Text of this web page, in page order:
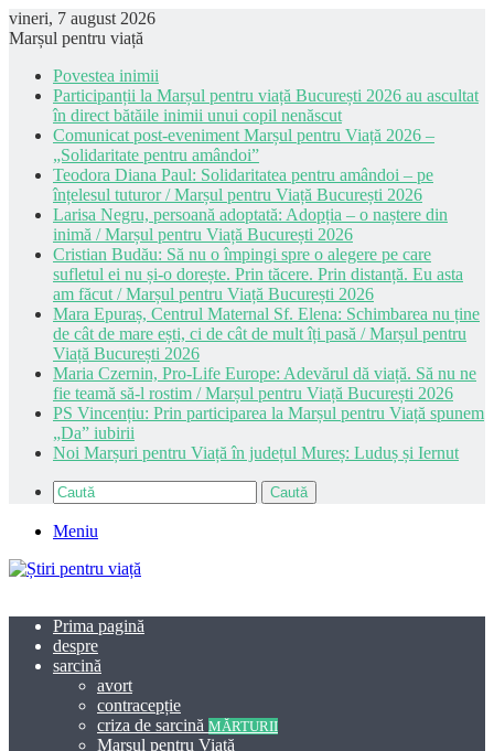
vineri, 7 august 2026
Marșul pentru viață
Povestea inimii
Participanții la Marșul pentru viață București 2026 au ascultat
în direct bătăile inimii unui copil nenăscut
Comunicat post-eveniment Marșul pentru Viață 2026 –
„Solidaritate pentru amândoi”
Teodora Diana Paul: Solidaritatea pentru amândoi – pe
înțelesul tuturor / Marșul pentru Viață București 2026
Larisa Negru, persoană adoptată: Adopția – o naștere din
inimă / Marșul pentru Viață București 2026
Cristian Budău: Să nu o împingi spre o alegere pe care
sufletul ei nu și-o dorește. Prin tăcere. Prin distanță. Eu asta
am făcut / Marșul pentru Viață București 2026
Mara Epuraș, Centrul Maternal Sf. Elena: Schimbarea nu ține
de cât de mare ești, ci de cât de mult îți pasă / Marșul pentru
Viață București 2026
Maria Czernin, Pro-Life Europe: Adevărul dă viață. Să nu ne
fie teamă să-l rostim / Marșul pentru Viață București 2026
PS Vincențiu: Prin participarea la Marșul pentru Viață spunem
„Da” iubirii
Noi Marșuri pentru Viață în județul Mureș: Luduș și Iernut
Caută
Meniu
Prima pagină
despre
sarcină
avort
contracepție
criza de sarcină MĂRTURII
Marșul pentru Viață